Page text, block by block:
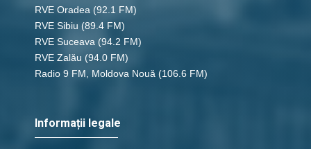
RVE Oradea (92.1 FM)
RVE Sibiu (89.4 FM)
RVE Suceava (94.2 FM)
RVE Zalău (94.0 FM)
Radio 9 FM, Moldova Nouă (106.6 FM)
Informații legale